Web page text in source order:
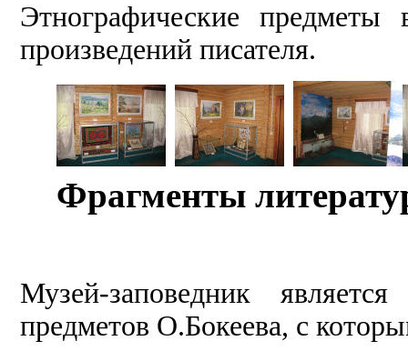
Этнографические
произведений писателя.
­
Фрагменты
Музей-заповедник
предметов О.Бокеева, с